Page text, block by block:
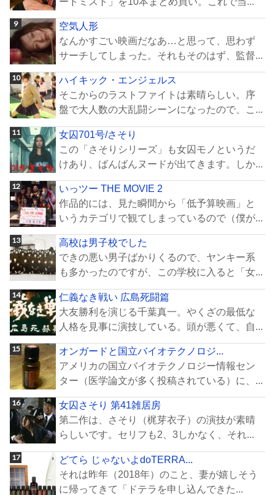
空気人形
なんかすごい映画だなあ…と思って、思わず
サーチしてしまった。それもそのはず、監督...
ハイキック・エンジェルス
そこからのラストファイトは素晴らしい。序
盤で大人数の大乱闘シーンになったので、こ...
女囚701号/さそり
この「さそりシリーズ」も女囚モノというだ
けあり、ばんばんヌードが出てきます。しか...
いっツー THE MOVIE 2
作品的には、見た瞬間から「低予算映画」と
いうカテゴリで観てしまっているので（僕が...
高校は男子校でした
できの悪い男子ばかりくるので、ヤンキー系
も多かったのですが、この学校に入ると「女...
仁義なき戦い 広島死闘篇
大友勝利を演じる千葉真一。やくざの最低な
人格を見事に演技している。頭が悪くて、自...
オンガードと国立バイオテクノロジ...
アメリカの国立バイオテクノロジー情報セン
ター（医学論文が多く投稿されている）に、...
女囚さそり 第41雑居房
第二作は、さそり（梶芽衣子）の演技が素晴
らしいです。セリフも2、3しかなく、それ...
どてら じゃないよdoTERRA...
それは昨年（2018年）のこと、妻が嬉しそう
に帰ってきて「ドテラを申し込んできた...